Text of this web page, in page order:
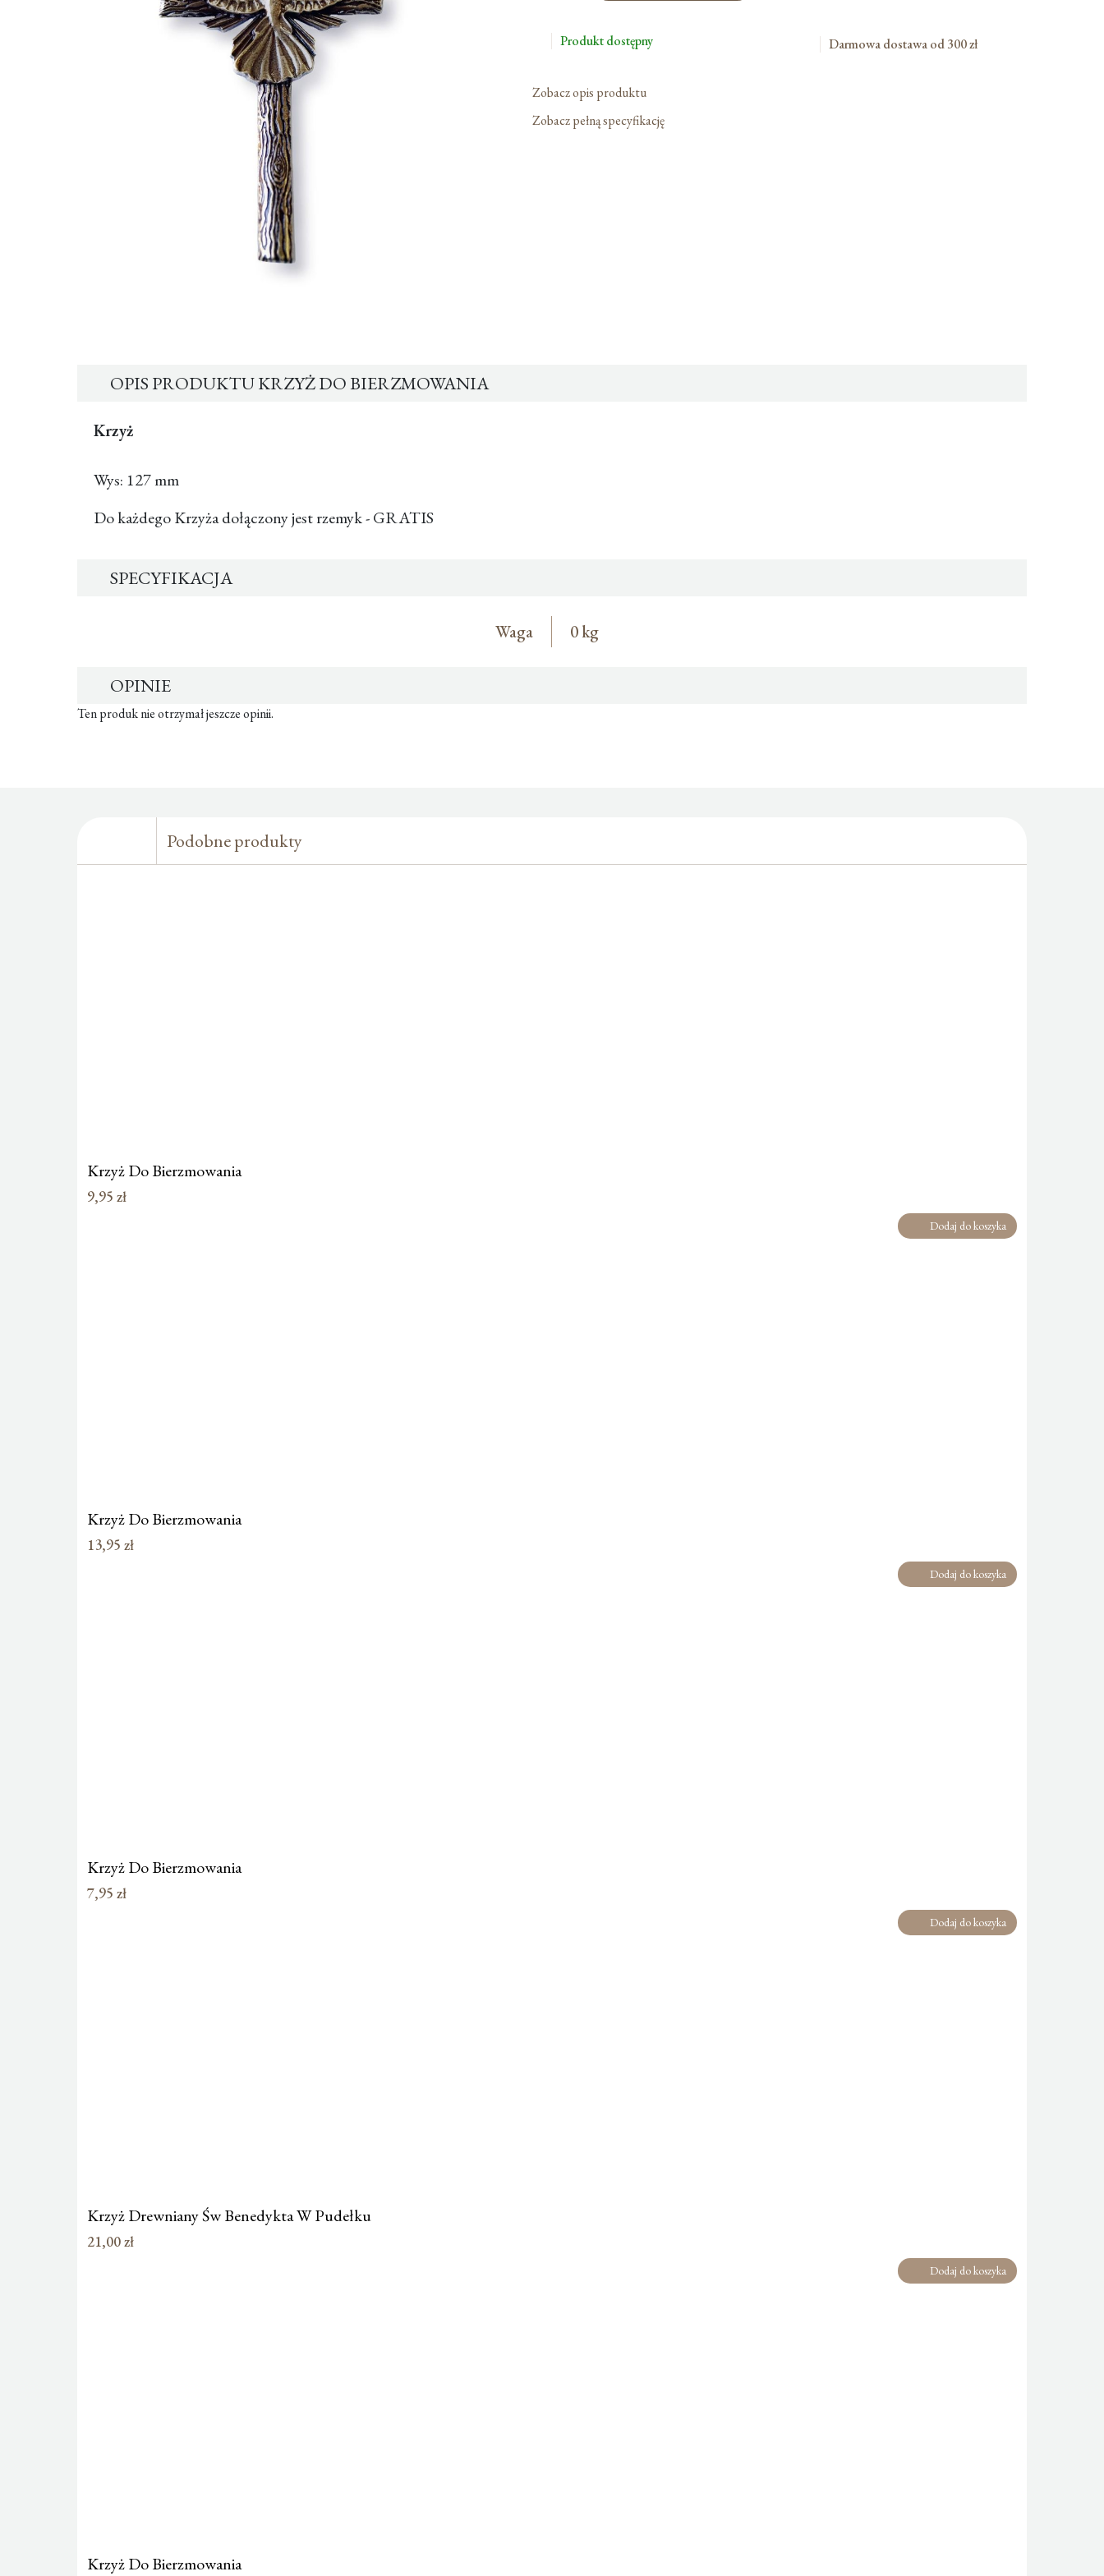
Bierzmowania
Produkt dostępny Darmowa dostawa od 300 zł
Zobacz opis produktu
Zobacz pełną specyfikację
OPIS PRODUKTU KRZYŻ DO BIERZMOWANIA
Krzyż
Wys: 127 mm
Do każdego Krzyża dołączony jest rzemyk - GRATIS
SPECYFIKACJA
Waga 0 kg
OPINIE
Ten produk nie otrzymał jeszcze opinii.
Podobne produkty
Krzyż Do Bierzmowania
9,95 zł
Dodaj do koszyka
Krzyż Do Bierzmowania
13,95 zł
Dodaj do koszyka
Krzyż Do Bierzmowania
7,95 zł
Dodaj do koszyka
Krzyż Drewniany Św Benedykta W Pudełku
21,00zł
Dodaj do koszyka
Krzyż Do Bierzmowania